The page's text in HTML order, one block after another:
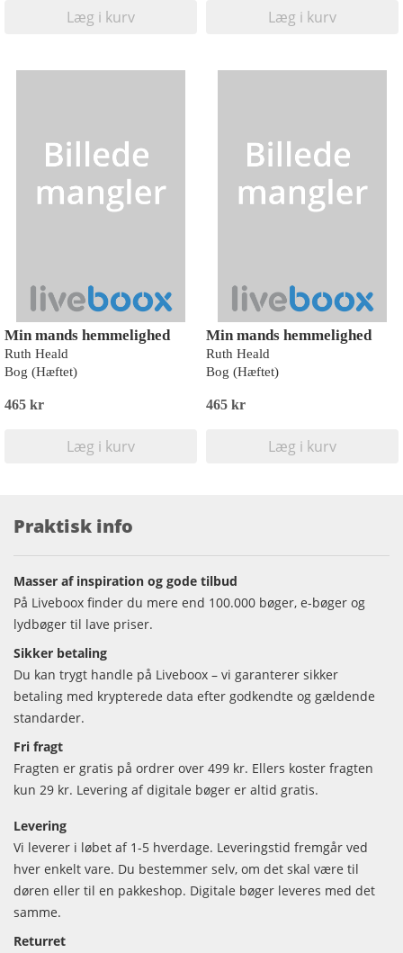
Læg i kurv Læg i kurv
Min mands hemmelighed
Ruth Heald
Bog (Hæftet)
465 kr
Læg i kurv
Min mands hemmelighed
Ruth Heald
Bog (Hæftet)
465 kr
Læg i kurv
Praktisk info
Masser af inspiration og gode tilbud
På Liveboox finder du mere end 100.000 bøger, e-bøger og
lydbøger til lave priser.
Sikker betaling
Du kan trygt handle på Liveboox – vi garanterer sikker
betaling med krypterede data efter godkendte og gældende
standarder.
Fri fragt
Fragten er gratis på ordrer over 499 kr. Ellers koster fragten
kun 29 kr. Levering af digitale bøger er altid gratis.
Levering
Vi leverer i løbet af 1-5 hverdage. Leveringstid fremgår ved
hver enkelt vare. Du bestemmer selv, om det skal være til
døren eller til en pakkeshop. Digitale bøger leveres med det
samme.
Returret